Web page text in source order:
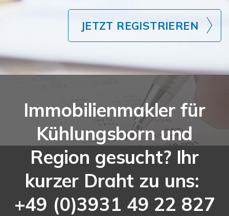
JETZT REGISTRIEREN
Immobilienmakler für
Kühlungsborn und
Region gesucht? Ihr
kurzer Draht zu uns:
+49 (0)3931 49 22 827